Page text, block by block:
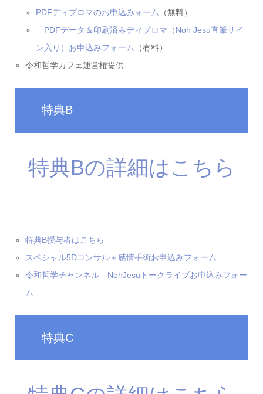
PDFディプロマのお申込みォーム
（無料）
「PDFデータ＆印刷済みディプロマ（Noh Jesu直筆サイ
ン入り）お申込みフォーム
（有料）
令和哲学カフェ運営権提供
特典B
特典Bの詳細はこちら
特典B授与者はこちら
スペシャル5Dコンサル＋感情手術お申込みフォーム
令和哲学チャンネル NohJesuトークライブお申込みフォー
ム
特典C